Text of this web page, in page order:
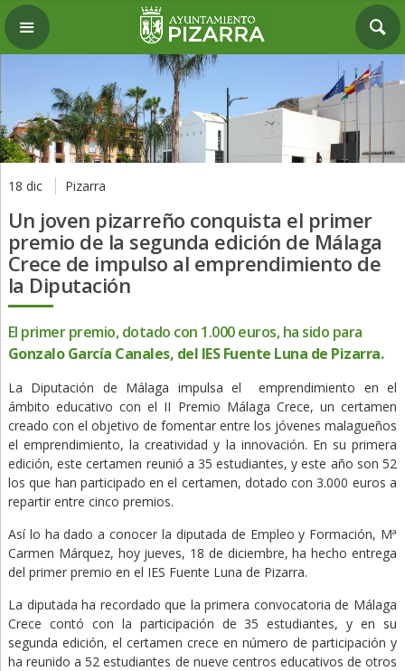
18 dic Pizarra
Un joven pizarreño conquista el primer
premio de la segunda edición de Málaga
Crece de impulso al emprendimiento de
la Diputación
El primer premio, dotado con 1.000 euros, ha sido para
Gonzalo García Canales, del IES Fuente Luna de Pizarra.
La Diputación de Málaga impulsa el emprendimiento en el
ámbito educativo con el II Premio Málaga Crece, un certamen
creado con el objetivo de fomentar entre los jóvenes malagueños
el emprendimiento, la creatividad y la innovación. En su primera
edición, este certamen reunió a 35 estudiantes, y este año son 52
los que han participado en el certamen, dotado con 3.000 euros a
repartir entre cinco premios.
Así lo ha dado a conocer la diputada de Empleo y Formación, Mª
Carmen Márquez, hoy jueves, 18 de diciembre, ha hecho entrega
del primer premio en el IES Fuente Luna de Pizarra.
La diputada ha recordado que la primera convocatoria de Málaga
Crece contó con la participación de 35 estudiantes, y en su
segunda edición, el certamen crece en número de participación y
ha reunido a 52 estudiantes de nueve centros educativos de otros